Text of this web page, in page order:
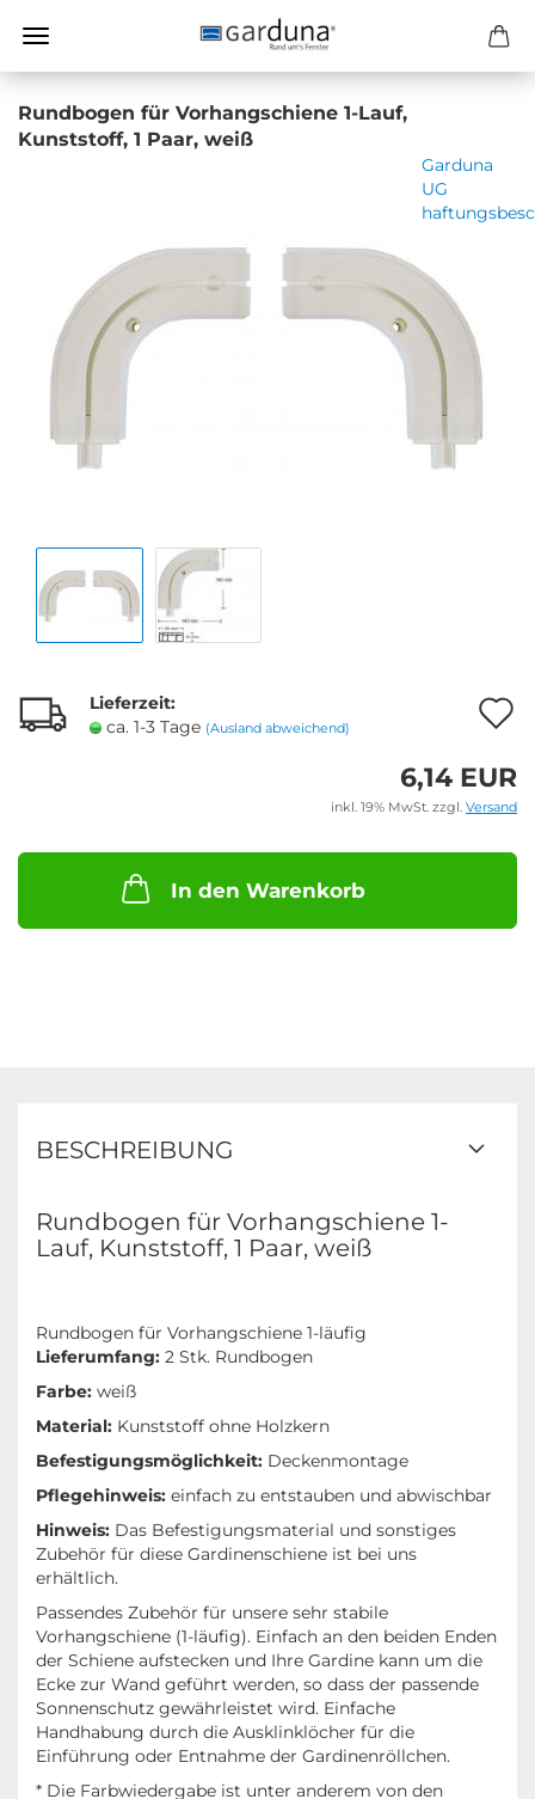
Rundbogen für Vorhangschiene 1-Lauf,
Kunststoff, 1 Paar, weiß
Garduna
UG
Lieferzeit:
ca. 1-3 Tage (Ausland abweichend)
6,14 EUR
inkl. 19% MwSt. zzgl. Versand
In den Warenkorb
BESCHREIBUNG
Rundbogen für Vorhangschiene 1-
Lauf, Kunststoff, 1 Paar, weiß
Rundbogen für Vorhangschiene 1-läufig
Lieferumfang: 2 Stk. Rundbogen
Farbe: weiß
Material: Kunststoff ohne Holzkern
Befestigungsmöglichkeit: Deckenmontage
Pflegehinweis: einfach zu entstauben und abwischbar
Hinweis: Das Befestigungsmaterial und sonstiges
Zubehör für diese Gardinenschiene ist bei uns
erhältlich.
Passendes Zubehör für unsere sehr stabile
Vorhangschiene (1-läufig). Einfach an den beiden Enden
der Schiene aufstecken und Ihre Gardine kann um die
Ecke zur Wand geführt werden, so dass der passende
Sonnenschutz gewährleistet wird. Einfache
Handhabung durch die Ausklinklöcher für die
Einführung oder Entnahme der Gardinenröllchen.
* Die Farbwiedergabe ist unter anderem von den